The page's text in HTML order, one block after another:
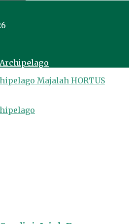
Majalah HORTUS